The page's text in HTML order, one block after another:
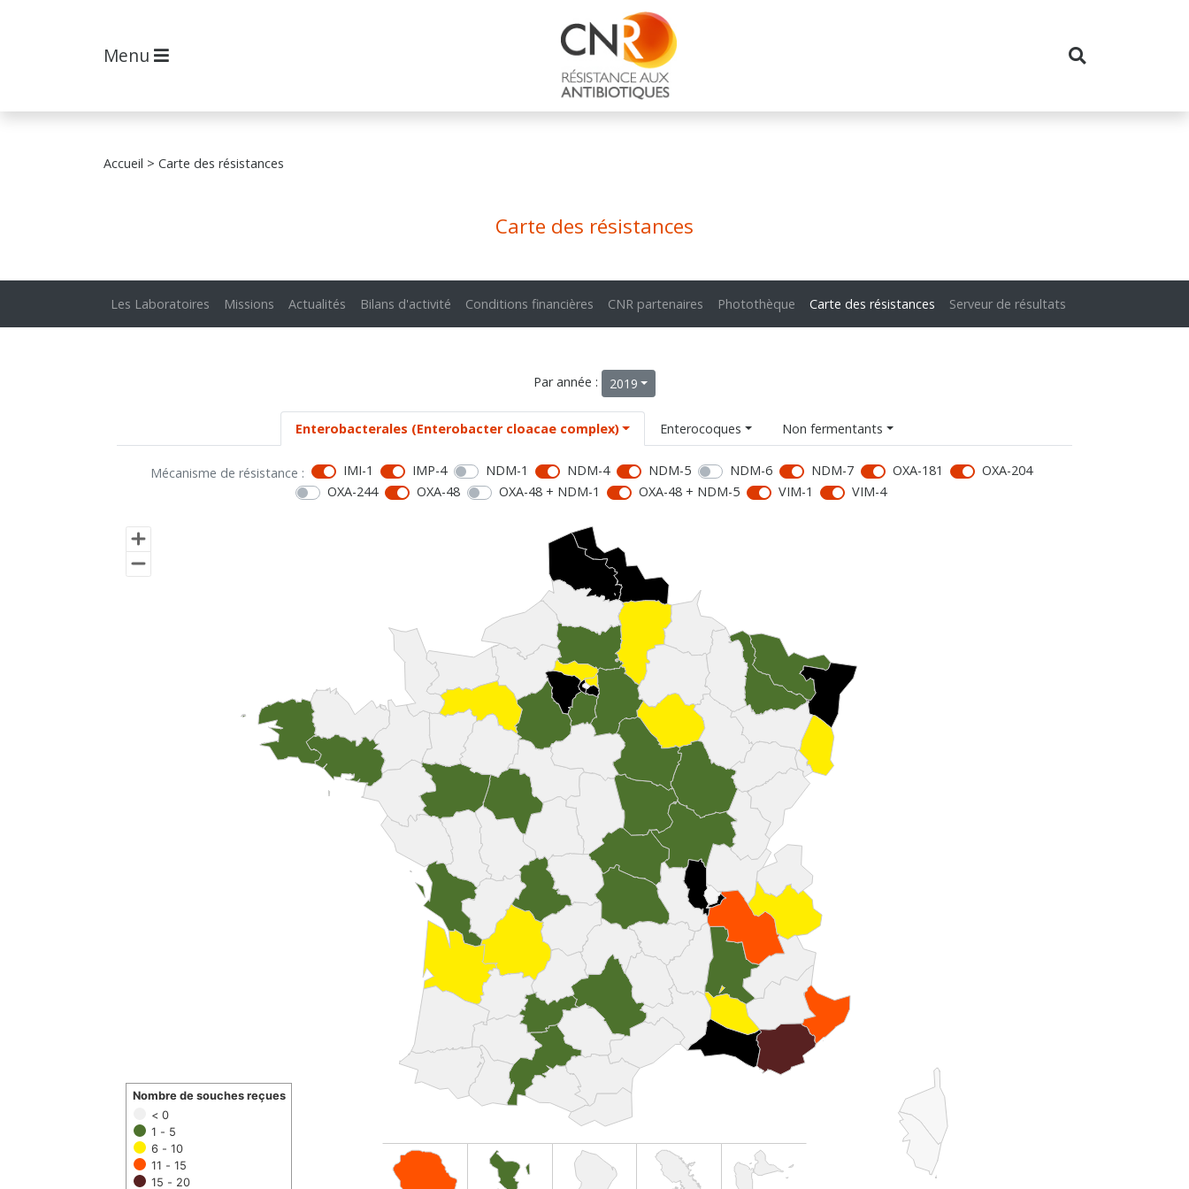
Menu
Accueil > Carte des résistances
Carte des résistances
Les Laboratoires Missions Actualités Bilans d'activité Conditions financières CNR partenaires Photothèque Carte des résistances Serveur de résultats
Par année : 2019
Enterobacterales (Enterobacter cloacae complex) Enterocoques Non fermentants
Mécanisme de résistance : IMI-1 IMP-4 NDM-1 NDM-4 NDM-5 NDM-6 NDM-7 OXA-181
OXA-204
OXA-244
OXA-48 OXA-48 + NDM-1 OXA-48 + NDM-5 VIM-1 VIM-4
< 0
1 - 5
6 - 10
11 - 15
15 - 20
Nombre de souches reçues